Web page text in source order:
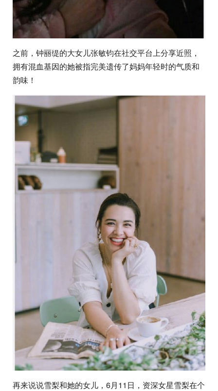
之前，钟丽缇的大女儿张敏钧在社交平台上分享近照，
拥有混血基因的她被指完美遗传了妈妈年轻时的气质和
韵味！
再来说说雪梨和她的女儿，6月11日，资深女星雪梨在个